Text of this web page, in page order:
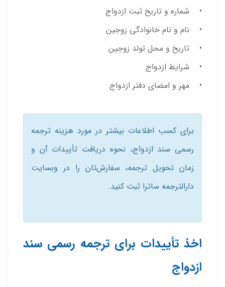
• شماره و تاریخ ثبت ازدواج
• نام و نام خانوادگی زوجین
• تاریخ و محل تولد زوجین
• شرایط ازدواج
• مهر و امضای دفتر ازدواج
برای کسب اطلاعات بیشتر در مورد هزینه ترجمه
رسمی سند ازدواج، نحوه دریافت تأییدات آن و
زمان تحویل ترجمه، سفارش‌تان را در وبسایت
دارالترجمه ساترا ثبت کنید.
اخذ تأییدات برای ترجمه رسمی سند
ازدواج